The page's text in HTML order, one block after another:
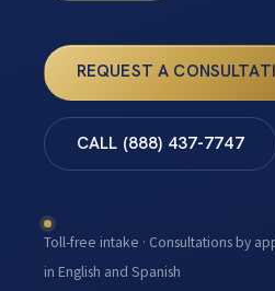
REQUEST A
CALL (888) 437-7747
Toll-free intake · Consultations by
in English and Spanish